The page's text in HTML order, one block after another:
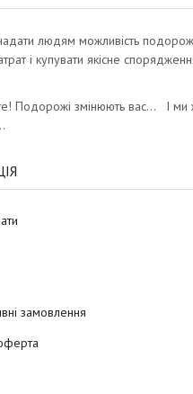
людям можливість
і купувати якісне
Подорожі змінюють вас… І ми
замовлення